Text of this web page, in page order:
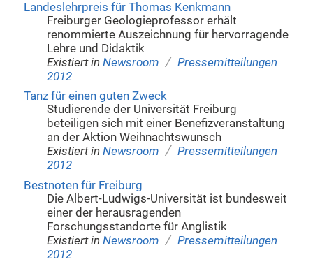
Landeslehrpreis für Thomas Kenkmann
Freiburger Geologieprofessor erhält
renommierte Auszeichnung für hervorragende
Lehre und Didaktik
Existiert in Newsroom / Pressemitteilungen
2012
Tanz für einen guten Zweck
Studierende der Universität Freiburg
beteiligen sich mit einer Benefizveranstaltung
an der Aktion Weihnachtswunsch
Existiert in Newsroom / Pressemitteilungen
2012
Bestnoten für Freiburg
Die Albert-Ludwigs-Universität ist bundesweit
einer der herausragenden
Forschungsstandorte für Anglistik
Existiert in Newsroom / Pressemitteilungen
2012